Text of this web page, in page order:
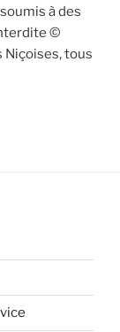
à des
©
Niçoises, tous